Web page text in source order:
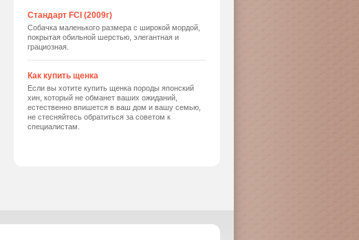
Стандарт FCI (2009г)
Собачка маленького размера с широкой мордой,
покрытая обильной шерстью, элегантная и
грациозная.
Как купить щенка
Если вы хотите купить щенка породы японский
хин, который не обманет ваших ожиданий,
естественно впишется в ваш дом и вашу семью,
не стесняйтесь обратиться за советом к
специалистам.